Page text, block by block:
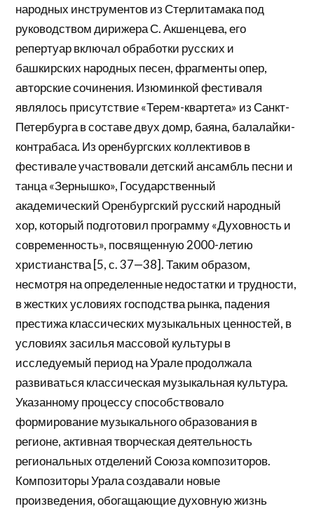
народных инструментов из Стерлитамака под
руководством дирижера С. Акшенцева, его
репертуар включал обработки русских и
башкирских народных песен, фрагменты опер,
авторские сочинения. Изюминкой фестиваля
являлось присутствие «Терем-квартета» из Санкт-
Петербурга в составе двух домр, баяна, балалайки-
контрабаса. Из оренбургских коллективов в
фестивале участвовали детский ансамбль песни и
танца «Зернышко», Государственный
академический Оренбургский русский народный
хор, который подготовил программу «Духовность и
современность», посвященную 2000-летию
христианства [5, с. 37—38]. Таким образом,
несмотря на определенные недостатки и трудности,
в жестких условиях господства рынка, падения
престижа классических музыкальных ценностей, в
условиях засилья массовой культуры в
исследуемый период на Урале продолжала
развиваться классическая музыкальная культура.
Указанному процессу способствовало
формирование музыкального образования в
регионе, активная творческая деятельность
региональных отделений Союза композиторов.
Композиторы Урала создавали новые
произведения, обогащающие духовную жизнь